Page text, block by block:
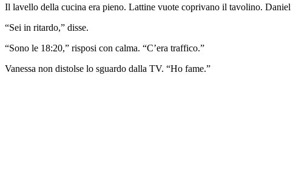
Il lavello della cucina era pieno. Lattine vuote coprivano il tavolino. Daniel
“Sei in ritardo,” disse.
“Sono le 18:20,” risposi con calma. “C’era traffico.”
Vanessa non distolse lo sguardo dalla TV. “Ho fame.”